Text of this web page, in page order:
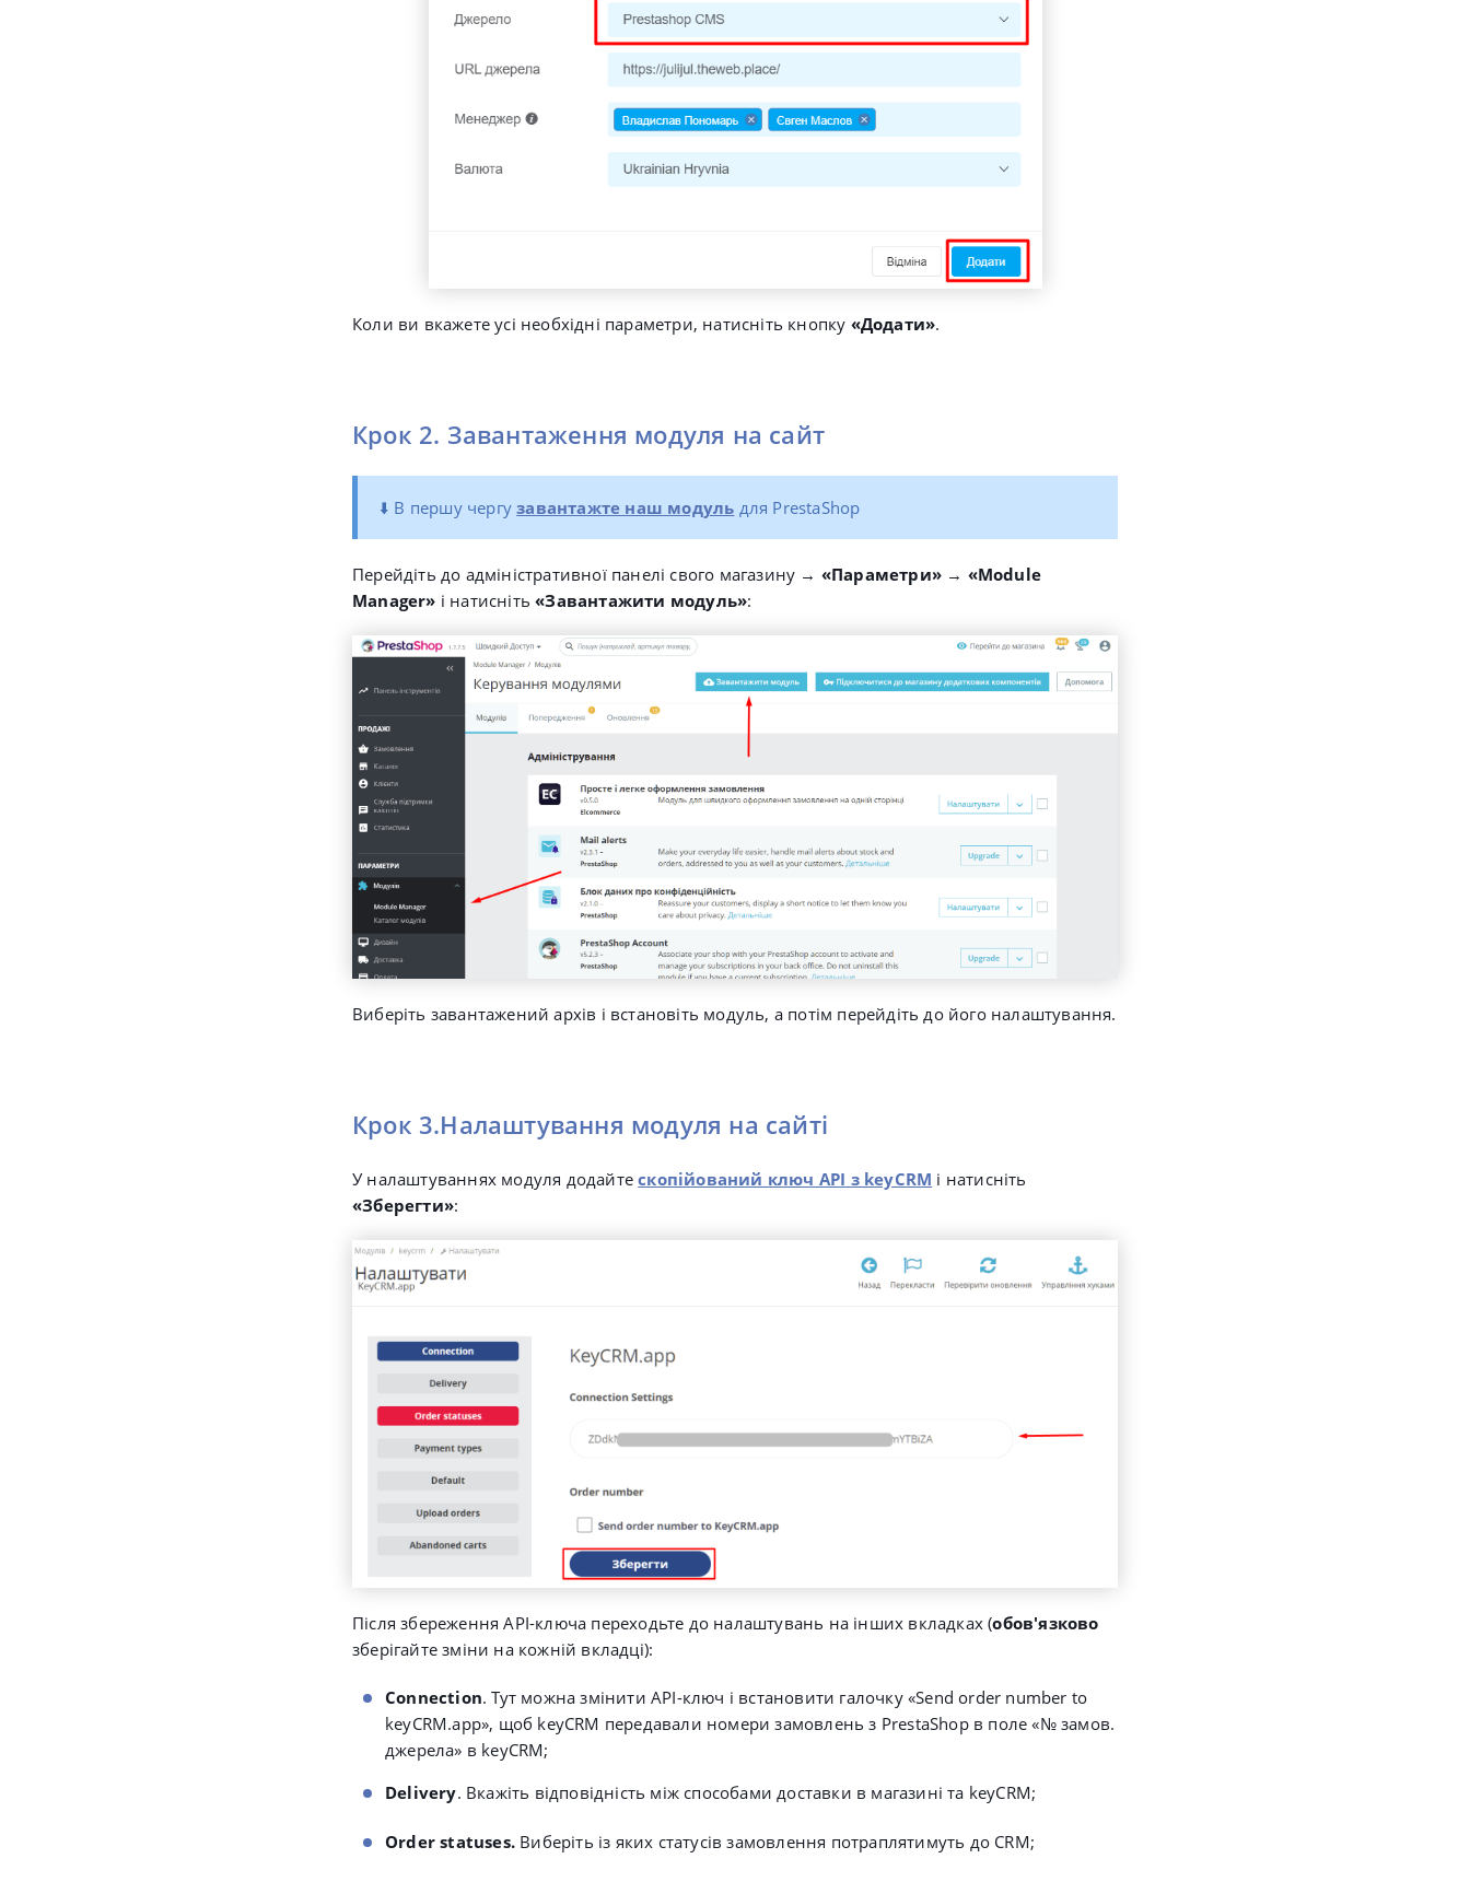
Коли ви вкажете усі необхідні параметри, натисніть кнопку «Додати».
Крок 2. Завантаження модуля на сайт
⬇️ В першу чергузавантажте наш модуль для PrestaShop
Перейдіть до адміністративної панелі свого магазину → «Параметри» → «Module
Manager» і натисніть«Завантажити модуль»:
Виберіть завантажений архів і встановіть модуль, а потім перейдіть до його налаштування.
Крок 3.Налаштування модуля на сайті
У налаштуваннях модуля додайте скопійований ключ API з keyCRM і натисніть
«Зберегти»:
Після збереження API-ключа переходьте до налаштувань на інших вкладках (обов'язково
зберігайте зміни на кожній вкладці):
Connection. Тут можна змінити API-ключ і встановити галочку «Send order number to
keyCRM.app», щоб keyCRM передавали номери замовлень з PrestaShop в поле «№ замов.
джерела» в keyCRM;
Delivery. Вкажіть відповідність між способами доставки в магазині та keyCRM;
Order statuses. Виберіть із яких статусів замовлення потраплятимуть до CRM;